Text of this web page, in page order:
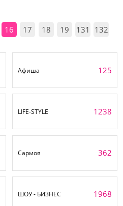
16 17 18 19 131 132
Афиша 125
LIFE-STYLE 1238
Сармоя 362
ШОУ - БИЗНЕС 1968